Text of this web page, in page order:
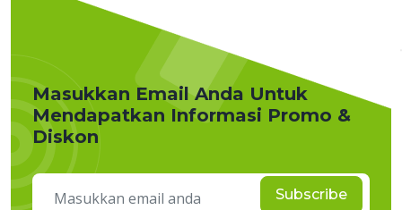
Masukkan Email Anda Untuk
Mendapatkan Informasi Promo &
Diskon
Subscribe